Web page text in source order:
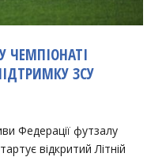
ЧЕМПІОНАТІ
ЗСУ
Федерації футзалу
відкритий Літній